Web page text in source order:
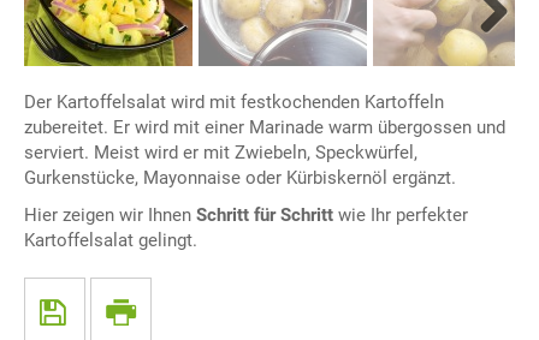
Next
Der Kartoffelsalat wird mit festkochenden Kartoffeln
zubereitet. Er wird mit einer Marinade warm übergossen und
serviert. Meist wird er mit Zwiebeln, Speckwürfel,
Gurkenstücke, Mayonnaise oder Kürbiskernöl ergänzt.
Hier zeigen wir Ihnen Schritt für Schritt wie Ihr perfekter
Kartoffelsalat gelingt.